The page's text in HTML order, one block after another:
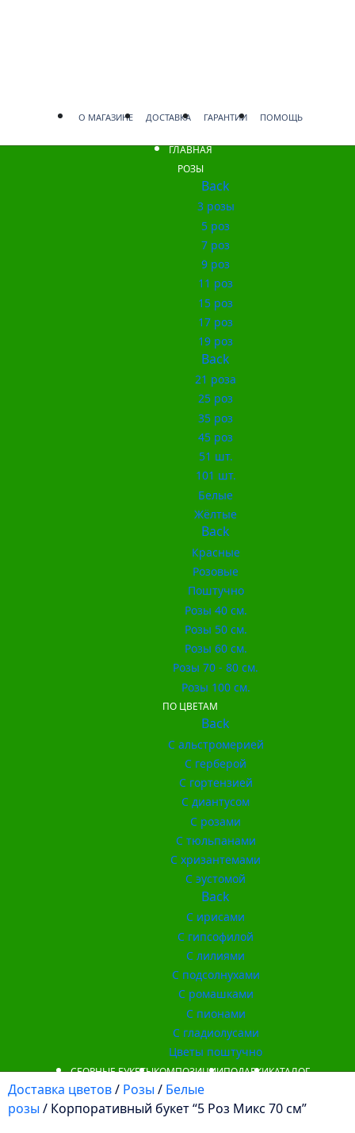
О МАГАЗИНЕ ДОСТАВКА ГАРАНТИИ ПОМОЩЬ
ГЛАВНАЯ
РОЗЫ
Back
3 розы
5 роз
7 роз
9 роз
11 роз
15 роз
17 роз
19 роз
Back
21 роза
25 роз
35 роз
45 роз
51 шт.
101 шт.
Белые
Жёлтые
Back
Красные
Розовые
Поштучно
Розы 40 см.
Розы 50 см.
Розы 60 см.
Розы 70 - 80 см.
Розы 100 см.
ПО ЦВЕТАМ
Back
С альстромерией
С герберой
С гортензией
С диантусом
С розами
С тюльпанами
С хризантемами
С эустомой
Back
С ирисами
С гипсофилой
С лилиями
С подсолнухами
С ромашками
С пионами
С гладиолусами
Цветы поштучно
СБОРНЫЕ БУКЕТЫКОМПОЗИЦИИПОДАРКИКАТАЛОГ
Доставка цветов/ Розы / Белые
розы / Корпоративный букет “5 Роз Микс 70 см”